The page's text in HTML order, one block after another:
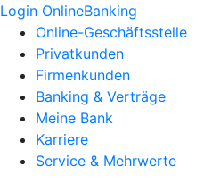
Login OnlineBanking
Online-Geschäftsstelle
Privatkunden
Firmenkunden
Banking & Verträge
Meine Bank
Karriere
Service & Mehrwerte